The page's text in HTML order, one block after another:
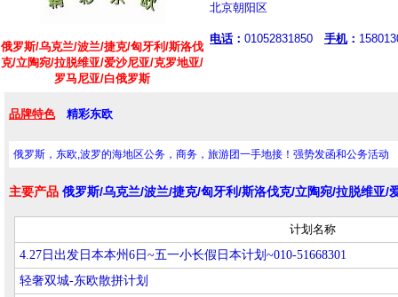
俄罗斯/乌克兰/波兰/捷克/匈牙利/斯洛伐
克/立陶宛/拉脱维亚/爱沙尼亚/克罗地亚/
罗马尼亚/白俄罗斯
北京朝阳区
电话 ： 01052831850 手机：
品牌特色 精彩东欧
俄罗斯，东欧,波罗的海地区公务，商务，旅游团一手地接！强势发函和公务活动
主要产品 俄罗斯/乌克兰/波兰/捷克/匈牙利/斯洛伐克/立陶宛/拉脱维亚/
计划名称
4.27日出发日本本州6日~五一小长假日本计划~010-51668301
轻奢双城-东欧散拼计划